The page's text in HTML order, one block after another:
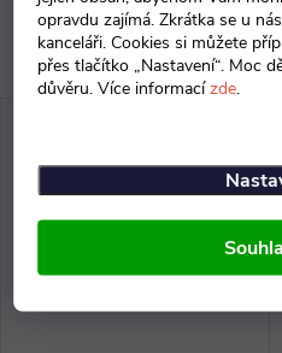
opravdu zajímá. Zkrátka se u
kanceláři. Cookies si můžete
přes tlačítko „Nastavení“. Moc
důvěru. Více informacízde.